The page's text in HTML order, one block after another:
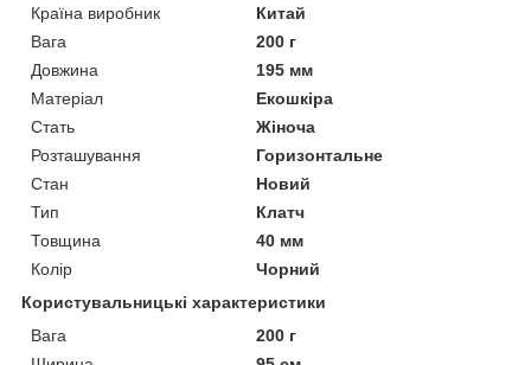
Країна виробник
Китай
Вага
200 г
Довжина
195 мм
Матеріал
Екошкіра
Стать
Жіноча
Розташування
Горизонтальне
Стан
Новий
Тип
Клатч
Товщина
40 мм
Колір
Чорний
Користувальницькі характеристики
Вага
200 г